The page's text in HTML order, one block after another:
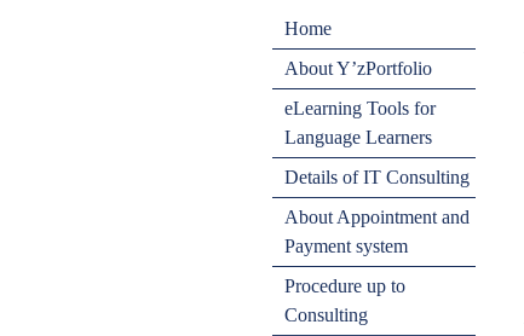
Home
About Y’zPortfolio
eLearning Tools for
Language Learners
Details of IT Consulting
About Appointment and
Payment system
Procedure up to
Consulting